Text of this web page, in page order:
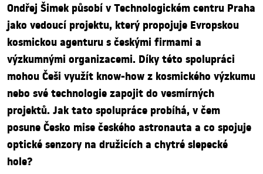
Ondřej Šimek působí v Technologickém centru Praha
jako vedoucí projektu, který propojuje Evropskou
kosmickou agenturu s českými firmami a
výzkumnými organizacemi. Díky této spolupráci
mohou Češi využít know-how z kosmického výzkumu
nebo své technologie zapojit do vesmírných
projektů. Jak tato spolupráce probíhá, v čem
posune Česko mise českého astronauta a co spojuje
optické senzory na družicích a chytré slepecké
hole?